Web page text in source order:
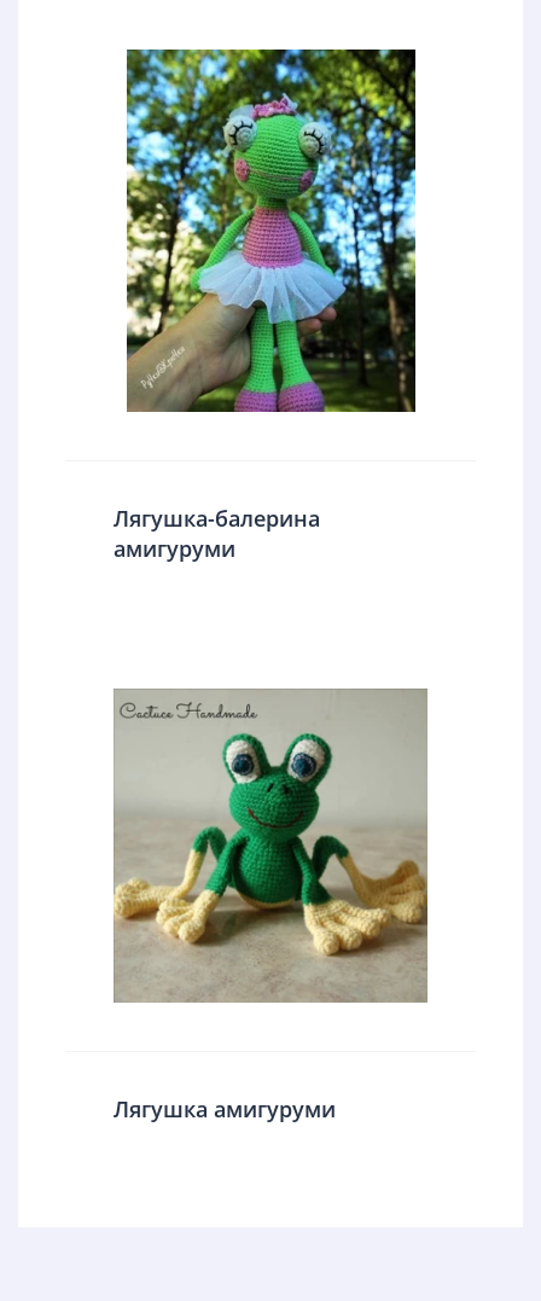
Лягушка-балерина
амигуруми
Лягушка амигуруми